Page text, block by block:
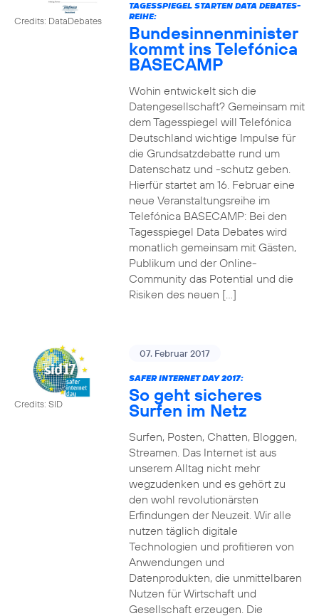
Credits: DataDebates
TAGESSPIEGEL STARTEN DATA DEBATES-
REIHE:
Bundesinnenminister
kommt ins Telefónica
BASECAMP
Wohin entwickelt sich die
Datengesellschaft? Gemeinsam mit
dem Tagesspiegel will Telefónica
Deutschland wichtige Impulse für
die Grundsatzdebatte rund um
Datenschatz und -schutz geben.
Hierfür startet am 16. Februar eine
neue Veranstaltungsreihe im
Telefónica BASECAMP: Bei den
Tagesspiegel Data Debates wird
monatlich gemeinsam mit Gästen,
Publikum und der Online-
Community das Potential und die
Risiken des neuen […]
Credits: SID
07. Februar 2017
SAFER INTERNET DAY 2017:
So geht sicheres
Surfen im Netz
Surfen, Posten, Chatten, Bloggen,
Streamen. Das Internet ist aus
unserem Alltag nicht mehr
wegzudenken und es gehört zu
den wohl revolutionärsten
Erfindungen der Neuzeit. Wir alle
nutzen täglich digitale
Technologien und profitieren von
Anwendungen und
Datenprodukten, die unmittelbaren
Nutzen für Wirtschaft und
Gesellschaft erzeugen. Die